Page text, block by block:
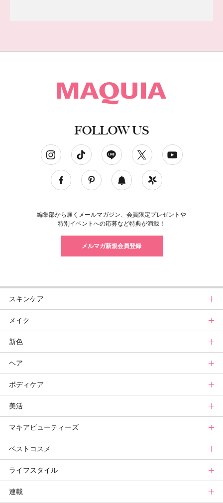
FOLLOW US
編集部から届くメールマガジン、会員限定プレゼントや
特別イベントへの応募など特典が満載！
メルマガ新規会員登録
スキンケア
スキンケアトップ
ニュース
スキンケアまとめ
スキンケア診断
メイク
メイクトップ
ニュース
メイクまとめ
ベースメイクカタログ
メイク診断
新色
新色トップ
秋新色
新色コスメスウォッチ
ビューティ速報
ヘア
ヘアトップ
ニュース
ヘアカタログ
ヘアまとめ
ヘア診断
ボディケア
ボディケアトップ
ニュース
ボディケアまとめ
ボディケア診断
美活
美活トップ
美活グランプリ
ヘルスケア・ダイエット
マキアビューティーズ
マキアビューティーズトップ
TOPビューティーズ一覧
ビューティーズ一覧
ベストコスメ
ベストコスメトップ
ベストコスメ
ライフスタイル
ライフスタイルトップ
連載